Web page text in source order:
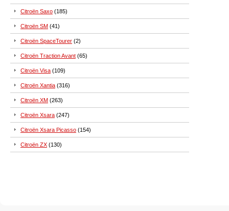
Citroën Saxo (185)
Citroën SM (41)
Citroën SpaceTourer (2)
Citroën Traction Avant (65)
Citroën Visa (109)
Citroën Xantia (316)
Citroën XM (263)
Citroën Xsara (247)
Citroën Xsara Picasso (154)
Citroën ZX (130)